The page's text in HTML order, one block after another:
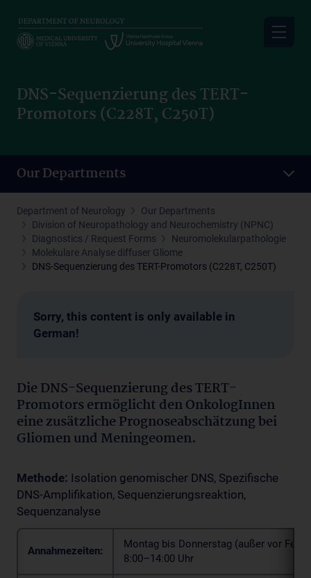
main
DNS-Sequenzierung des TERT-
Promotors (C228T, C250T)
Our Departments
Department of Neurology
Our Departments
Division of Neuropathology and Neurochemistry (NPNC)
Diagnostics / Request Forms
Neuromolekularpathologie
Molekulare Analyse diffuser Gliome
DNS-Sequenzierung des TERT-Promotors (C228T, C250T)
Sorry, this content is only available in
German!
Die DNS-Sequenzierung des TERT-
Promotors ermöglicht den OnkologInnen
eine zusätzliche Prognoseabschätzung bei
Gliomen und Meningeomen.
Methode: Isolation genomischer DNS, Spezifische
DNS-Amplifikation, Sequenzierungsreaktion,
Sequenzanalyse
Annahmezeiten:
Montag bis Donnerstag (außer vor
8:00–14:00 Uhr